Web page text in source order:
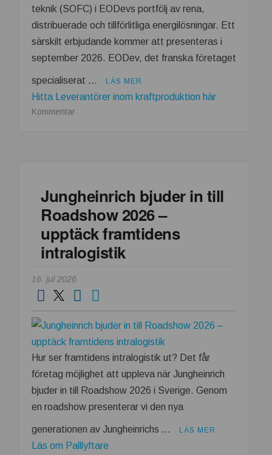
teknik (SOFC) i EODevs portfölj av rena,
distribuerade och tillförlitliga energilösningar. Ett
särskilt erbjudande kommer att presenteras i
september 2026. EODev, det franska företaget
specialiserat … LÄS MER
Hitta Leverantörer inom kraftproduktion här
Kommentar
för
högeffektiv
distribuerad
kraftproduktion
Jungheinrich bjuder in till
Roadshow 2026 –
upptäck framtidens
intralogistik
16. jul 2026
Hur ser framtidens intralogistik ut? Det får
företag möjlighet att uppleva när Jungheinrich
bjuder in till Roadshow 2026 i Sverige. Genom
en roadshow presenterar vi den nya
generationen av Jungheinrichs … LÄS MER
Läs om Palllyftare